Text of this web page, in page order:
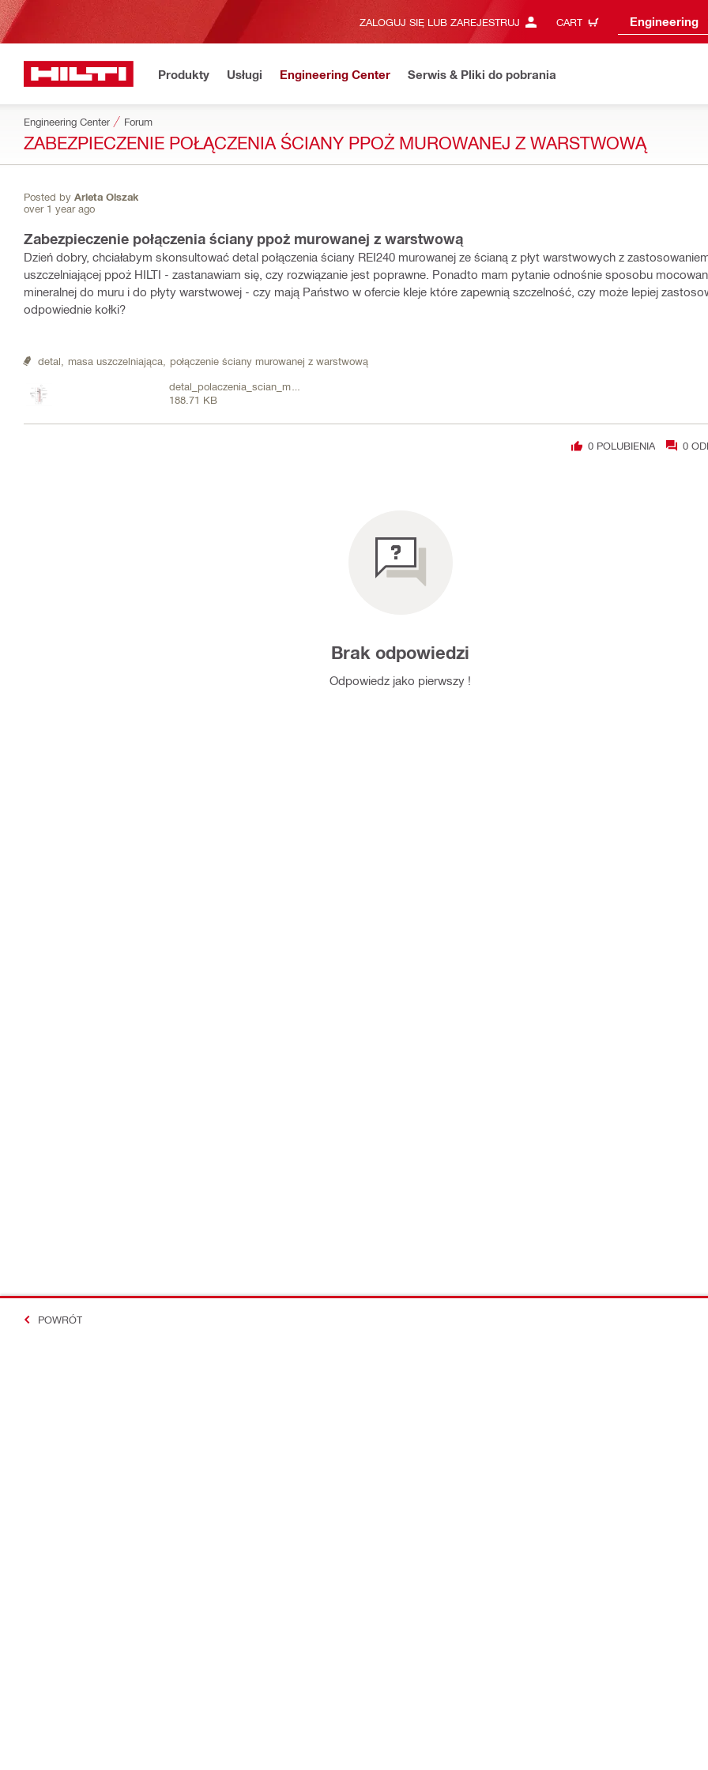
ZALOGUJ SIĘ LUB ZAREJESTRUJ CART Engineering
Produkty Usługi Engineering Center Serwis & Pliki do pobrania
Engineering Center Forum
ZABEZPIECZENIE POŁĄCZENIA ŚCIANY PPOŻ MUROWANEJ Z WARSTWOWĄ
Posted by Arleta Olszak
over 1 year ago
Zabezpieczenie połączenia ściany ppoż murowanej z warstwową
Dzień dobry, chciałabym skonsultować detal połączenia ściany REI240 murowanej ze ścianą z płyt warstwowych z
uszczelniającej ppoż HILTI - zastanawiam się, czy rozwiązanie jest poprawne. Ponadto mam pytanie odnośnie sposobu
mineralnej do muru i do płyty warstwowej - czy mają Państwo w ofercie kleje które zapewnią szczelność, czy może lepiej
odpowiednie kołki?
detal, masa uszczelniająca, połączenie ściany murowanej z warstwową
detal_polaczenia_scian_mur-
warstwowa-Layout1.pdf
188.71 KB
0POLUBIENIA 0
Brak odpowiedzi
Odpowiedz jako pierwszy !
POWRÓT